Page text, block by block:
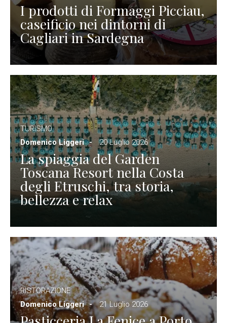
I prodotti di Formaggi Picciau,
caseificio nei dintorni di
Cagliari in Sardegna
TURISMO
Domenico Liggeri
20 Luglio 2026
La spiaggia del Garden
Toscana Resort nella Costa
degli Etruschi, tra storia,
bellezza e relax
RISTORAZIONE
Domenico Liggeri
21 Luglio 2026